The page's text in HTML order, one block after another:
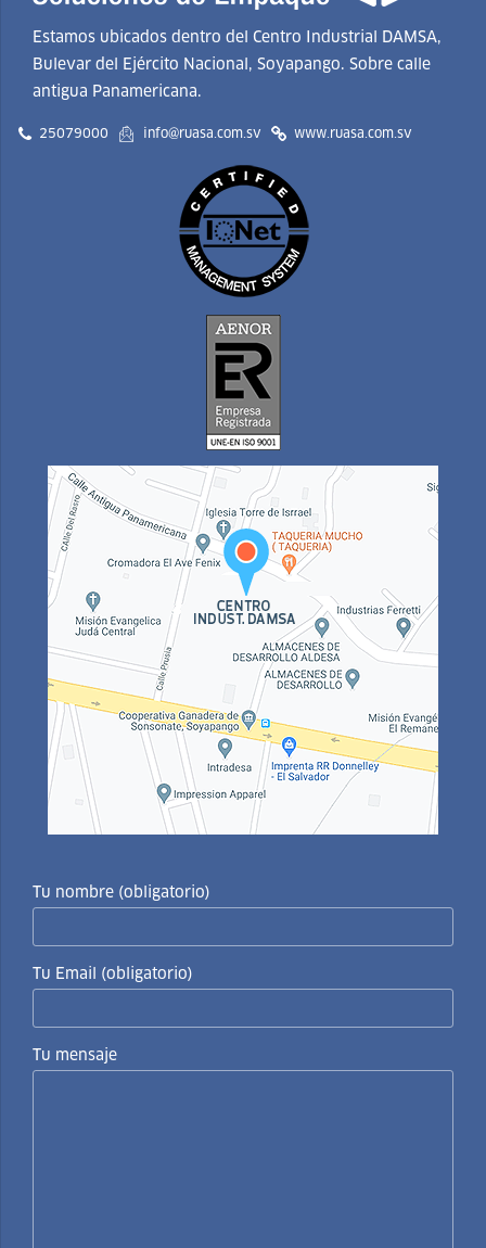
Estamos ubicados dentro del Centro Industrial DAMSA,
Bulevar del Ejército Nacional, Soyapango. Sobre calle
antigua Panamericana.
25079000 info@ruasa.com.sv www.ruasa.com.sv
Tu nombre (obligatorio)
Tu Email (obligatorio)
Tu mensaje